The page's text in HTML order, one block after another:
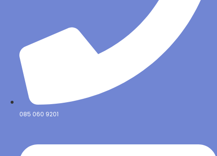
085 060 9201